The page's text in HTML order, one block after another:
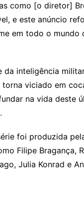
como [o diretor]
e este anúncio
em todo o mundo
inteligência
viciado em
na vida deste
foi produzida
Filipe Bragança,
Julia Konrad e